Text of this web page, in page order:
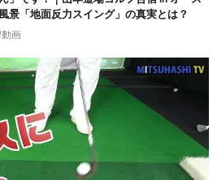
景「地面反力スイング」の真実とは？
動画